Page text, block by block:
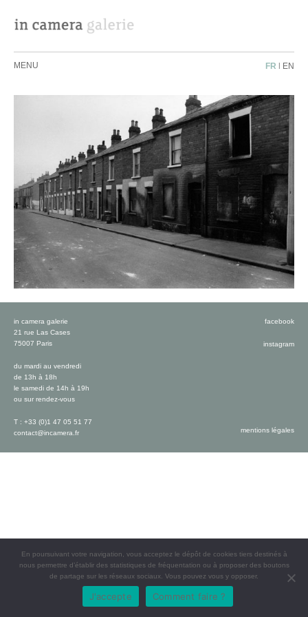
MENU FR | EN
in camera galerie
21 rue Las Cases
75007 Paris
du mardi au vendredi
de 13h à 18h
le samedi de 14h à 19h
ou sur rendez-vous
T : +33 (0)1 47 05 51 77
contact@incamera.fr
facebook
instagram
mentions légales
En poursuivant votre navigation, vous acceptez le dépôt de cookies tiers destinés à
nous permettre d’établir des statistiques de fréquentation ou à proposer des boutons
de partage sur les réseaux sociaux. Vous pouvez vous y opposer.
J'accepte Comment faire ?